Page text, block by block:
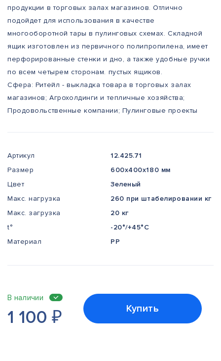
продукции в торговых залах магазинов. Отлично
подойдет для использования в качестве
многооборотной тары в пулинговых схемах. Складной
ящик изготовлен из первичного полипропилена, имеет
перфорированные стенки и дно, а также удобные ручки
по всем четырем сторонам. пустых ящиков.
Сфера: Ритейл - выкладка товара в торговых залах
магазинов; Агрохолдинги и тепличные хозяйства;
Продовольственные компании; Пулинговые проекты
Артикул
12.425.71
Размер
600x400x180 мм
Цвет
Зеленый
Макс. нагрузка
260 при штабелировании кг
Макс. загрузка
20 кг
t°
-20°/+45°С
Материал
PP
В наличии
1 100₽ Купить